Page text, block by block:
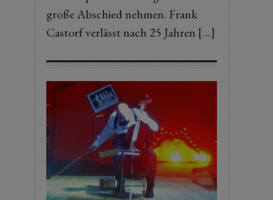
große Abschied nehmen. Frank
Castorf verlässt nach 25 Jahren […]